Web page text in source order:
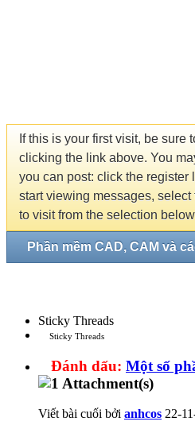
If this is your first visit, be sure
clicking the link above. You
you can post: click the register
start viewing messages,
to visit from the selection
Phần mềm CAD, CAM và
Sticky Threads
Sticky Threads
Đánh dấu: Một số
Viết bài cuối bởi anhcos 22-